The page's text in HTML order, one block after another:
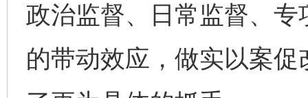
政治监督、日常监督、
的带动效应，做实以案